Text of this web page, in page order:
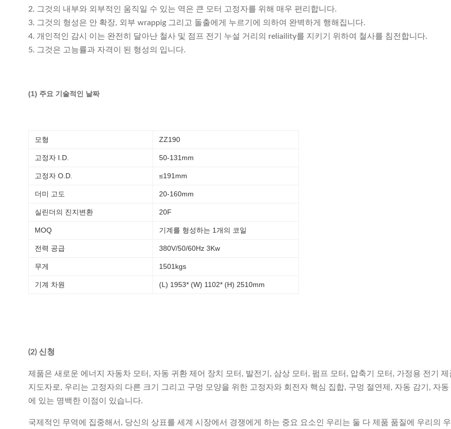
2. 그것의 내부와 외부적인 움직일 수 있는 역은 큰 모터 고정자를 위해 매우 편리합니다.
3. 그것의 형성은 안 확장, 외부 wrappig 그리고 돌출에게 누르기에 의하여 완벽하게 행해집니다.
4. 개인적인 감시 이는 완전히 달아난 철사 및 점프 전기 누설 거리의 reliaility를 지키기 위하여 철사를 침전합니다.
5. 그것은 고능률과 자격이 된 형성의 입니다.
(1) 주요 기술적인 날짜
모형 ZZ190
고정자 I.D. 50-131mm
고정자 O.D. ≤191mm
더미 고도 20-160mm
실린더의 진지변환 20F
MOQ 기계를 형성하는 1개의 코일
전력 공급 380V/50/60Hz 3Kw
무게 1501kgs
기계 차원 (L) 1953* (W) 1102* (H) 2510mm
(2) 신청
제품은 새로운 에너지 자동차 모터, 자동 귀환 제어 장치 모터, 발전기, 삼상 모터, 펌프 모터, 압축기 모터, 가정용 전기
지도자로, 우리는 고정자의 다른 크기 그리고 구멍 모양을 위한 고정자와 회전자 핵심 집합, 구멍 절연제, 자동 감기, 자
에 있는 명백한 이점이 있습니다.
국제적인 무역에 집중해서, 당신의 상표를 세계 시장에서 경쟁에게 하는 중요 요소인 우리는 둘 다 제품 품질에 우리의